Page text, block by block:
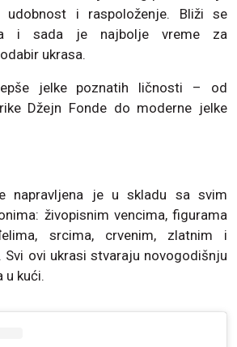
udobnost i raspoloženje. Bliži se
i sada je najbolje vreme za
ukrasa.
jelke poznatih ličnosti – od
Džejn Fonde do moderne jelke
napravljena je u skladu sa svim
živopisnim vencima, figurama
srcima, crvenim, zlatnim i
Svi ovi ukrasi stvaraju novogodišnju
u kući.